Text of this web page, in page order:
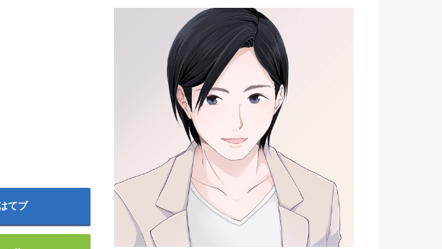
てブ